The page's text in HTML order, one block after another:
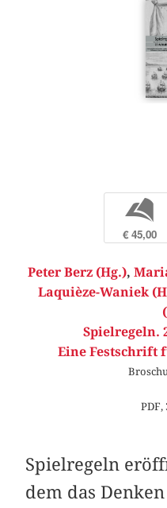
b
€ 45,00
Peter Berz (Hg.),
Laquièze-Waniek
Spielregeln.
Eine Festschrift
PDF,
Spielregeln
dem das